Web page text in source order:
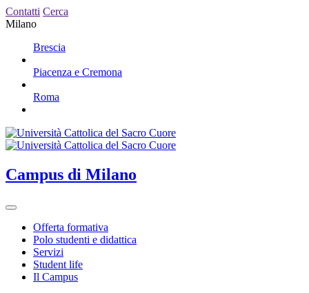
Contatti Cerca
Milano
Brescia
Piacenza e Cremona
Roma
Campus di Milano
Offerta formativa
Polo studenti e didattica
Servizi
Student life
Il Campus